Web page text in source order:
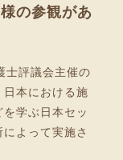
の参観があ
士評議会主催の
日本における施
学ぶ日本セッ
よって実施さ